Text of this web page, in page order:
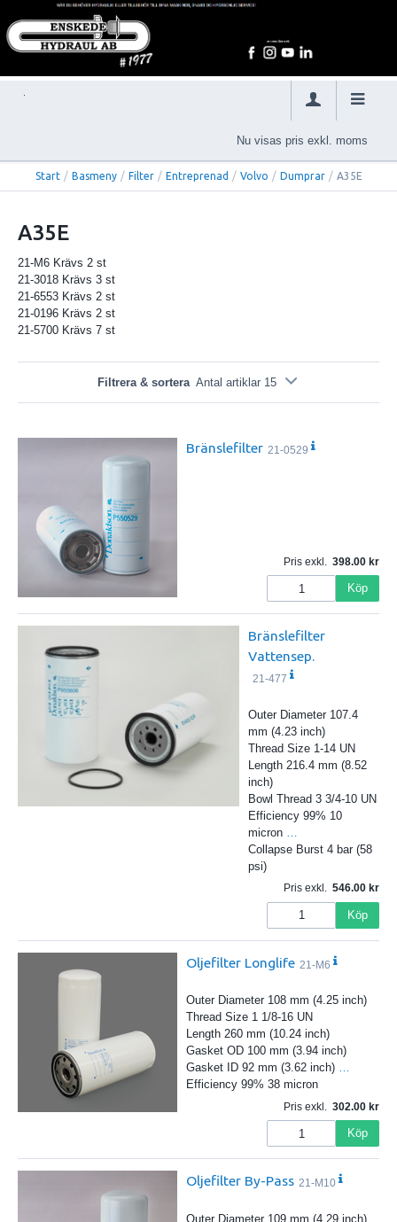
Nu visas pris exkl. moms
Start / Basmeny / Filter / Entreprenad / Volvo / Dumprar / A35E
A35E
21-M6 Krävs 2 st
21-3018 Krävs 3 st
21-6553 Krävs 2 st
21-0196 Krävs 2 st
21-5700 Krävs 7 st
Filtrera & sortera Antal artiklar 15
Bränslefilter 21-0529
Pris exkl. 398.00
Köp
Bränslefilter
Vattensep.
21-477
Outer Diameter 107.4
mm (4.23 inch)
Thread Size 1-14 UN
Length 216.4 mm (8.52
inch)
Bowl Thread 3 3/4-10 UN
Efficiency 99% 10
micron
Collapse Burst 4 bar (58
psi)
Pris exkl. 546.00
Köp
Oljefilter Longlife 21-M6
Outer Diameter 108 mm (4.25 inch)
Thread Size 1 1/8-16 UN
Length 260 mm (10.24 inch)
Gasket OD 100 mm (3.94 inch)
Gasket ID 92 mm (3.62 inch) …
Efficiency 99% 38 micron
Pris exkl. 302.00
Köp
Oljefilter By-Pass 21-M10
Outer Diameter 109 mm (4.29 inch)